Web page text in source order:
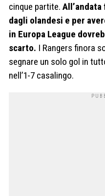
cinque partite.
dagli olandesi e per
in Europa League
scarto. I Rangers finora
segnare un solo gol in
nell’1-7 casalingo.